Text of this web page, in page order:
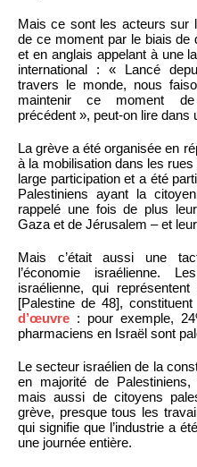
Mais ce sont les acteurs sur
de ce moment par le biais
et en anglais appelant à une
international : « Lancé
travers le monde, nous
maintenir ce moment
précédent », peut-on lire dans
La grève a été organisée en
à la mobilisation dans les
large participation et a été
Palestiniens ayant la
rappelé une fois de plus
Gaza et de Jérusalem – et
Mais c’était aussi une
l’économie israélienne.
israélienne, qui
[Palestine de 48],
d’œuvre : pour exemple,
pharmaciens en Israël sont
Le secteur israélien de la
en majorité de Palestiniens,
mais aussi de citoyens
grève, presque tous les
qui signifie que l’industrie a
une journée entière.